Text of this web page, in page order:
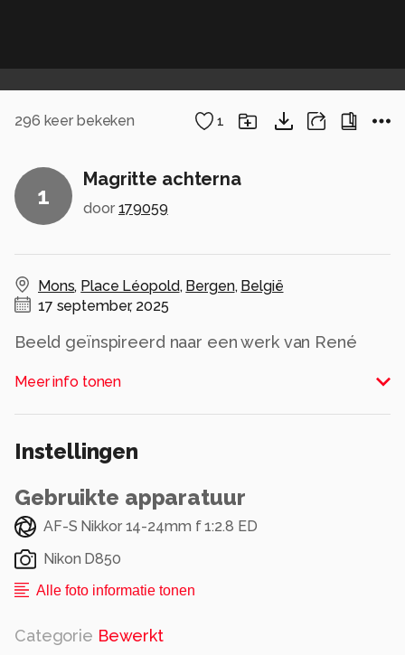
296 keer bekeken 1
1
Magritte achterna
door 179059
Mons, Place Léopold, Bergen, België
17 september, 2025
Beeld geïnspireerd naar een werk van René
Meer info tonen
Instellingen
Gebruikte apparatuur
AF-S Nikkor 14-24mm f 1:2.8 ED
Nikon D850
Alle foto informatie tonen
Categorie Bewerkt